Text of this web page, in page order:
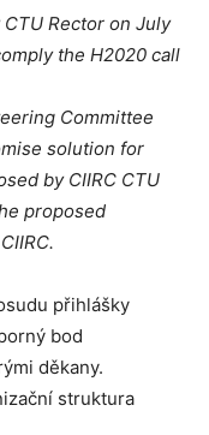
Rector on July
the H2020 call
Committee
solution for
by CIIRC CTU
proposed
přihlášky
bod
děkany.
struktura